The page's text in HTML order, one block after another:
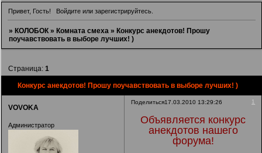
Привет, Гость! Войдитеили зарегистрируйтесь.
»КОЛОБОК »Комната смеха »Конкурс анекдотов! Прошу
поучавствовать в выборе лучших! )
Конкурс анекдотов! Прошу поучавствовать в выборе лучших! )
Страница:1
Поделиться 1
17.03.2010 13:29:26
VOVOKA
Администратор
Объявляется конкурс
анекдотов нашего
форума!